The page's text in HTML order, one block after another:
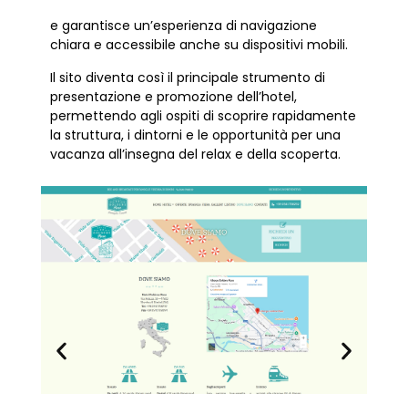
e garantisce un’esperienza di navigazione
chiara e accessibile anche su dispositivi mobili.
Il sito diventa così il principale strumento di
presentazione e promozione dell’hotel,
permettendo agli ospiti di scoprire rapidamente
la struttura, i dintorni e le opportunità per una
vacanza all’insegna del relax e della scoperta.